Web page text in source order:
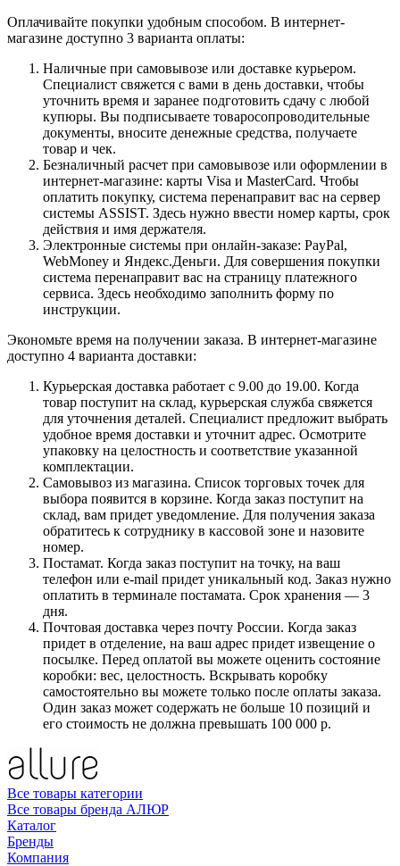
Оплачивайте покупки удобным способом. В интернет-
магазине доступно 3 варианта оплаты:
Наличные при самовывозе или доставке курьером.
Специалист свяжется с вами в день доставки, чтобы
уточнить время и заранее подготовить сдачу с любой
купюры. Вы подписываете товаросопроводительные
документы, вносите денежные средства, получаете
товар и чек.
Безналичный расчет при самовывозе или оформлении в
интернет-магазине: карты Visa и MasterCard. Чтобы
оплатить покупку, система перенаправит вас на сервер
системы ASSIST. Здесь нужно ввести номер карты, срок
действия и имя держателя.
Электронные системы при онлайн-заказе: PayPal,
WebMoney и Яндекс.Деньги. Для совершения покупки
система перенаправит вас на страницу платежного
сервиса. Здесь необходимо заполнить форму по
инструкции.
Экономьте время на получении заказа. В интернет-магазине
доступно 4 варианта доставки:
Курьерская доставка работает с 9.00 до 19.00. Когда
товар поступит на склад, курьерская служба свяжется
для уточнения деталей. Специалист предложит выбрать
удобное время доставки и уточнит адрес. Осмотрите
упаковку на целостность и соответствие указанной
комплектации.
Самовывоз из магазина. Список торговых точек для
выбора появится в корзине. Когда заказ поступит на
склад, вам придет уведомление. Для получения заказа
обратитесь к сотруднику в кассовой зоне и назовите
номер.
Постамат. Когда заказ поступит на точку, на ваш
телефон или e-mail придет уникальный код. Заказ нужно
оплатить в терминале постамата. Срок хранения — 3
дня.
Почтовая доставка через почту России. Когда заказ
придет в отделение, на ваш адрес придет извещение о
посылке. Перед оплатой вы можете оценить состояние
коробки: вес, целостность. Вскрывать коробку
самостоятельно вы можете только после оплаты заказа.
Один заказ может содержать не больше 10 позиций и
его стоимость не должна превышать 100 000 р.
Все товары категории
Все товары бренда АЛЮР
Каталог
Бренды
Компания